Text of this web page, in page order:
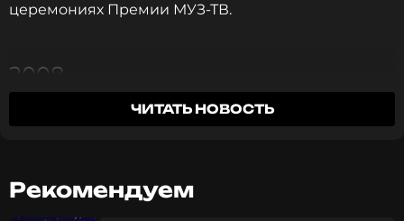
церемониях Премии МУЗ-ТВ.
2008
В 2008 году Ани Лорак впервые выступила на
Премии МУЗ-ТВ. Она представила впечатляющий
композиции являются известный поэт Карен
ЧИТАТЬ НОВОСТЬ
Рекомендуем